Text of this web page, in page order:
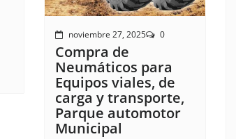
noviembre 27, 2025 0
Compra de
Neumáticos para
Equipos viales, de
carga y transporte,
Parque automotor
Municipal